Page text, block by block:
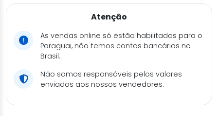
Atenção
As vendas online só estão habilitadas para o
Paraguai, não temos contas bancárias no
Brasil.
Não somos responsáveis pelos valores
enviados aos nossos vendedores.